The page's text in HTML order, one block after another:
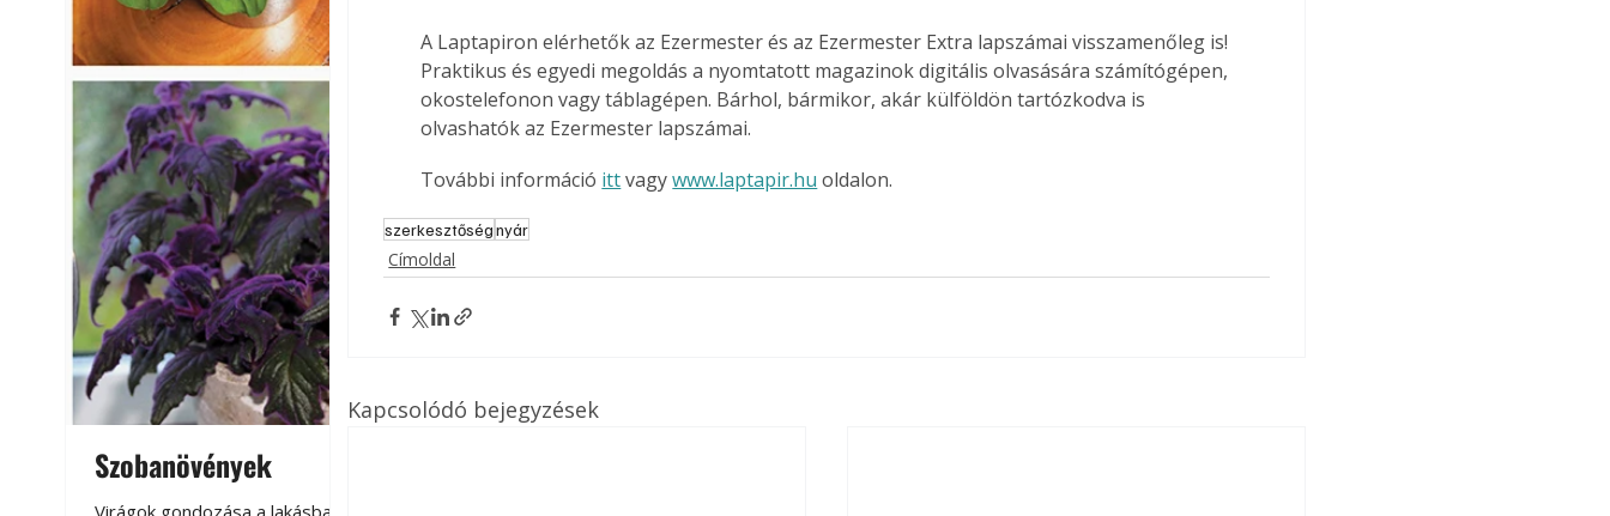
Szobanövények
A Laptapiron elérhetők az Ezermester és az Ezermester Extra lapszámai visszamenőleg is!
Praktikus és egyedi megoldás a nyomtatott magazinok digitális olvasására számítógépen,
okostelefonon vagy táblagépen. Bárhol, bármikor, akár külföldön tartózkodva is
olvashatók az Ezermester lapszámai.
További információ itt vagy www.laptapir.hu oldalon.
szerkesztőségnyár
Címoldal
Kapcsolódó bejegyzések